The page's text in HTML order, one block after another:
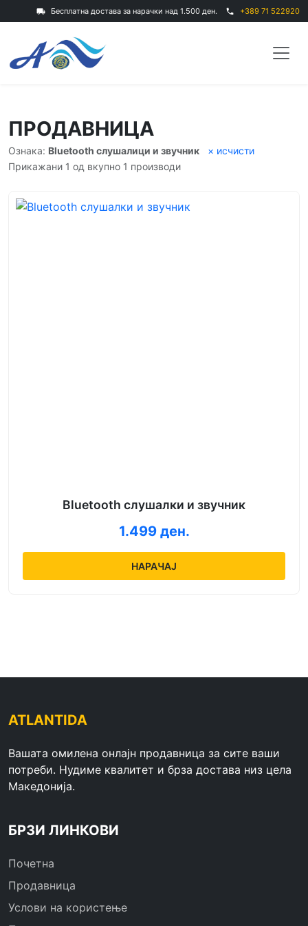
local_shipping Бесплатна достава за нарачки над 1.500 ден. phone +389 71 522920
ПРОДАВНИЦА
Ознака: Bluetooth слушалици и звучник
× исчисти
Прикажани 1 од вкупно 1 производи
Bluetooth слушалки и звучник
1.499 ден.
НАРАЧАЈ
ATLANTIDA
Вашата омилена онлајн продавница за сите ваши
потреби. Нудиме квалитет и брза достава низ цела
Македонија.
БРЗИ ЛИНКОВИ
Почетна
Продавница
Услови на користење